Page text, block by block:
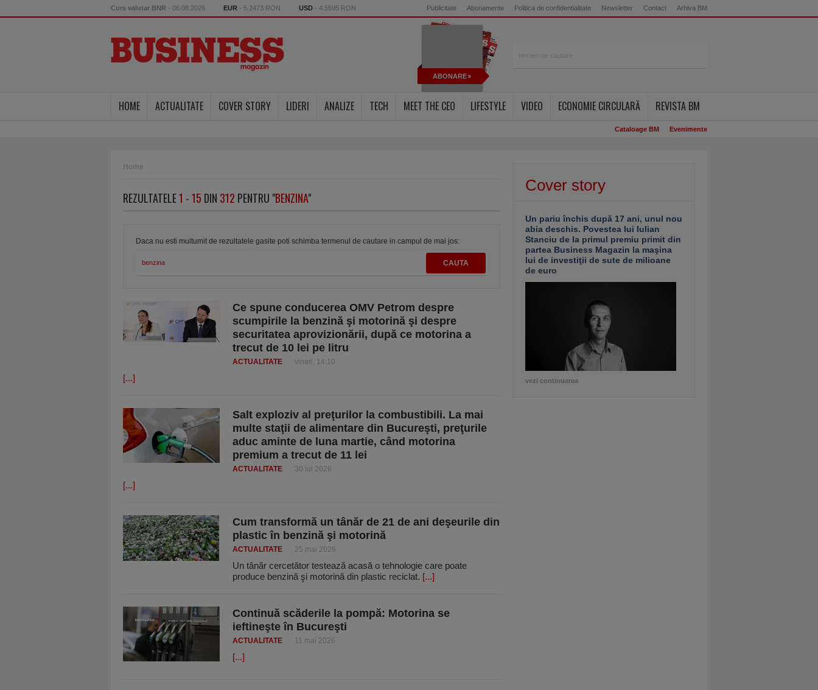
Curs valutar BNR - 06.08.2026 EUR - 5.2473 RON USD - 4.5595 RON Publicitate Abonamente Politica de confidentialitate Newsletter Contact Arhiva BM
ABONARE
HOME ACTUALITATE COVER STORY LIDERI ANALIZE TECH MEET THE CEO LIFESTYLE VIDEO ECONOMIE CIRCULARĂ REVISTA BM
Cataloage BM Evenimente
Home
REZULTATELE1 - 15 DIN 312 PENTRU "BENZINA"
Daca nu esti multumit de rezultatele gasite poti schimba termenul de cautare in campul de mai jos:
Ce spune conducerea OMV Petrom despre
scumpirile la benzină şi motorină şi despre
securitatea aprovizionării, după ce motorina a
trecut de 10 lei pe litru
ACTUALITATE vineri, 14:10
[...]
Salt exploziv al preţurilor la combustibili. La mai
multe staţii de alimentare din Bucureşti, preţurile
aduc aminte de luna martie, când motorina
premium a trecut de 11 lei
ACTUALITATE 30 iul 2026
[...]
Cum transformă un tânăr de 21 de ani deşeurile din
plastic în benzină şi motorină
ACTUALITATE 25 mai 2026
Un tânăr cercetător testează acasă o tehnologie care poate
produce benzină şi motorină din plastic reciclat. [...]
Continuă scăderile la pompă: Motorina se
ieftineşte în Bucureşti
ACTUALITATE 11 mai 2026
[...]
Cover story
Un pariu închis după 17 ani, unul nou
abia deschis. Povestea lui Iulian
Stanciu de la primul premiu primit din
partea Business Magazin la maşina
lui de investiţii de sute de milioane
de euro
vezi continuarea